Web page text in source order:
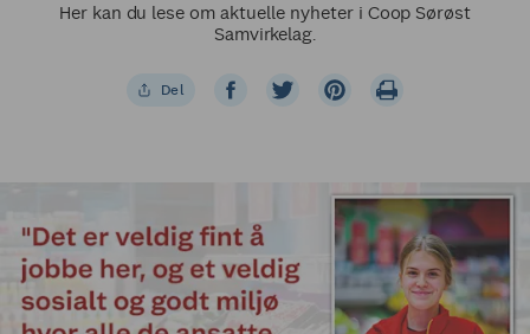
Her kan du lese om aktuelle nyheter i Coop Sørøst
Samvirkelag.
Del